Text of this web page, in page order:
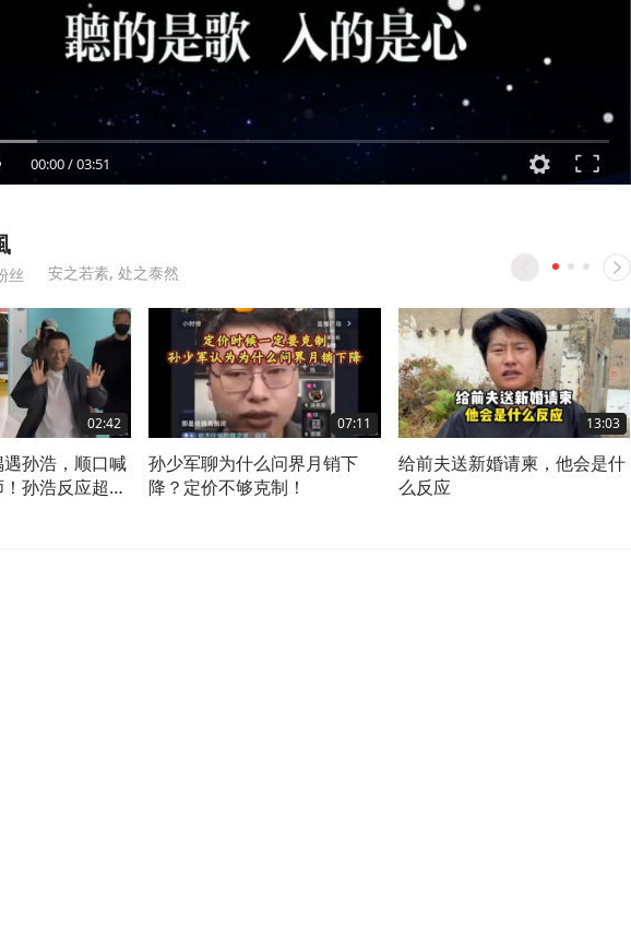
00:00/03:51
丝 安之若素, 处之泰然
02:42
孙浩，顺口喊
孙浩反应超搞
07:11
孙少军聊为什么问界月销下
降？定价不够克制！
13:03
给前夫送新婚请柬，他会是什
么反应